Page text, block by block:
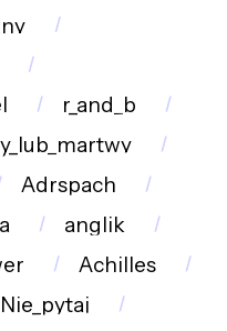
r_and_b
Adrspach
anglik
Achilles
Nie_pytaj